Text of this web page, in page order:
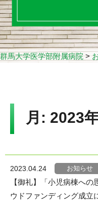
群馬大学医学部附属病院>
月: 2023
2023.04.24 お知らせ
【御礼】「小児病棟へ
ウドファンディング成立